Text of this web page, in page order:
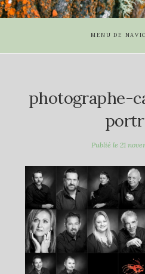
MENU DE
photographe-
Publié le 21